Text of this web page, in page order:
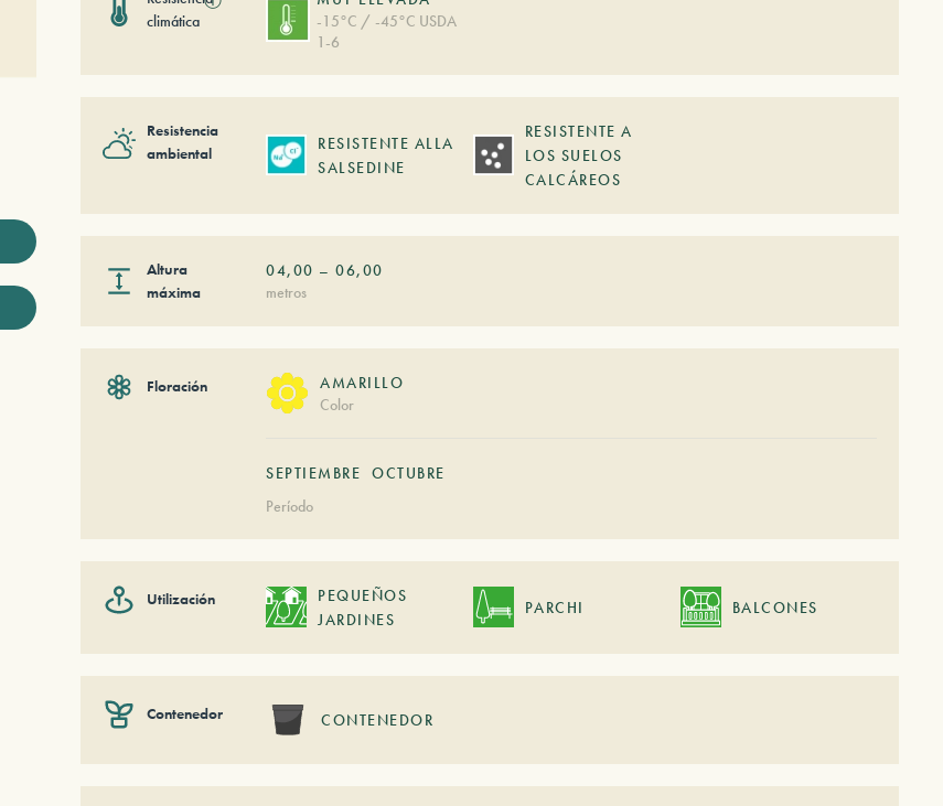
climática
-15°C / -45°C USDA
1-6
Resistencia
ambiental
RESISTENTE ALLA
SALSEDINE
RESISTENTE A
LOS SUELOS
CALCÁREOS
Altura
máxima
04,00 –06,00
metros
Floración
AMARILLO
Color
SEPTIEMBRE
OCTUBRE
Período
Utilización
PEQUEÑOS
JARDINES
PARCHI BALCONES
Contenedor CONTENEDOR